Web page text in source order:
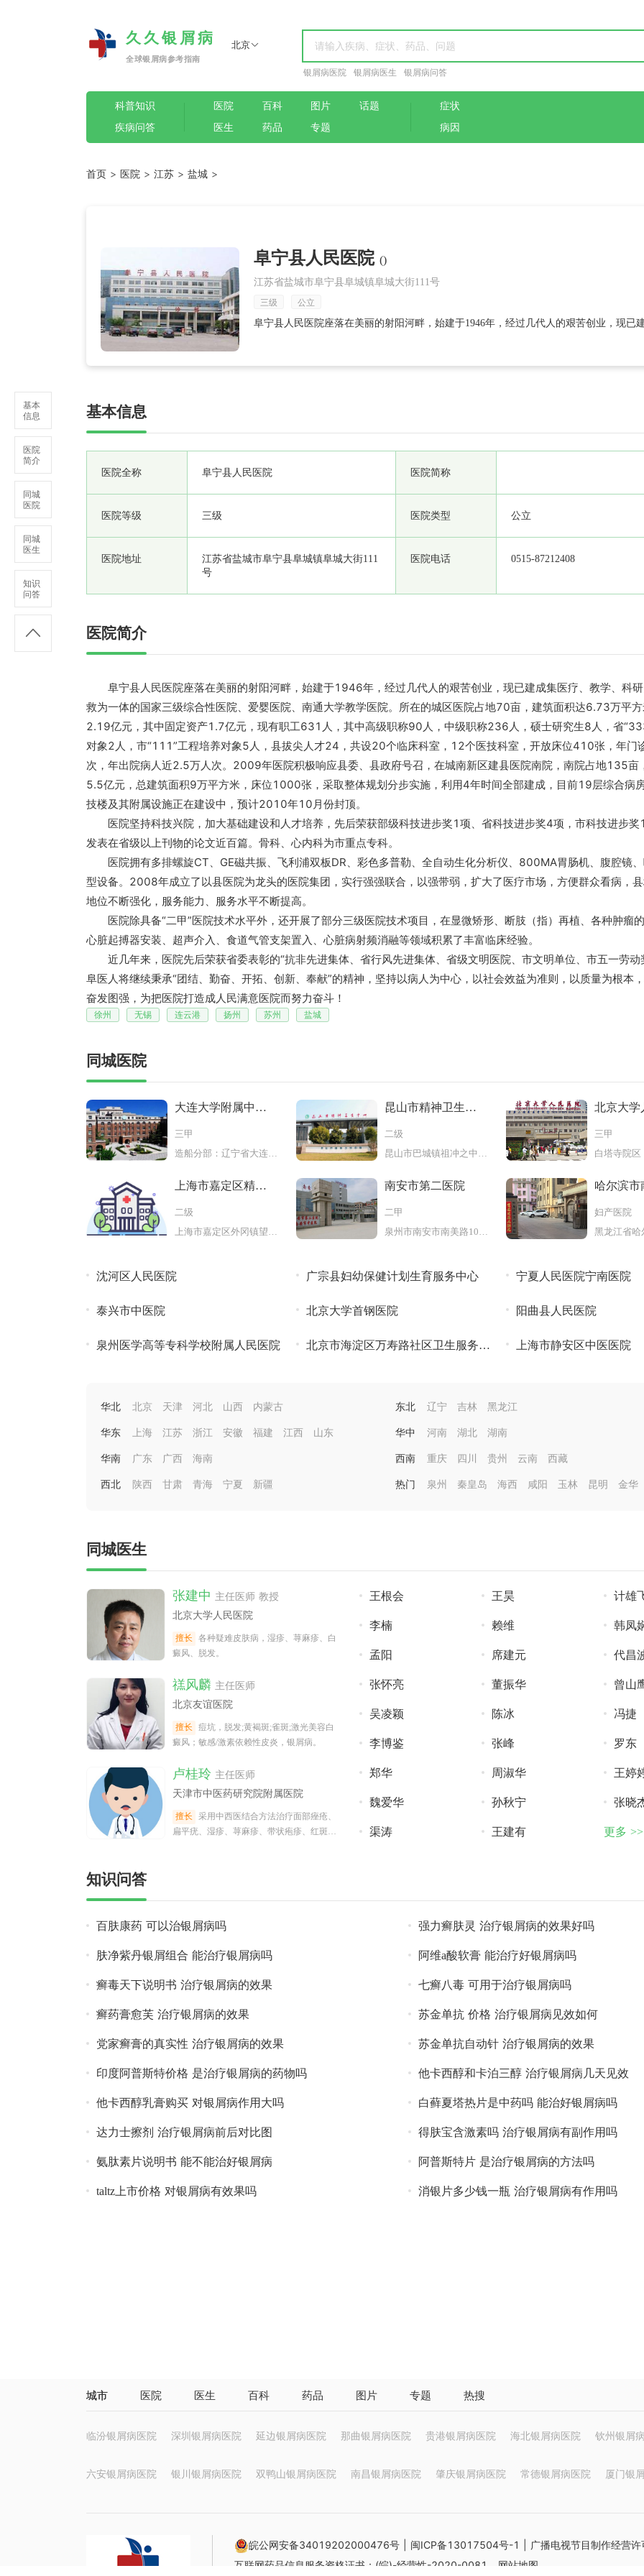
久久银屑病
全球银屑病参考指南
北京
银屑病医院 银屑病医生 银屑病问答
科普知识
疾病问答
医院
医生
百科
药品
图片
专题
话题
症状
病因
首页 > 医院 > 江苏 > 盐城 >
基本
信息
医院
简介
同城
医院
同城
医生
知识
问答
阜宁县人民医院 ()
江苏省盐城市阜宁县阜城镇阜城大街111号
三级 公立
阜宁县人民医院座落在美丽的射阳河畔，始建于1946年，经过几代人的艰苦创业，现已
基本信息
医院全称 阜宁县人民医院 医院简称
医院等级 三级 医院类型 公立
医院地址
江苏省盐城市阜宁县阜城镇阜城大街111
号
医院电话 0515-87212408
医院简介
阜宁县人民医院座落在美丽的射阳河畔，始建于1946年，经过几代人的艰苦创业，现已建成集医疗、教学、科
救为一体的国家三级综合性医院、爱婴医院、南通大学教学医院。所在的城区医院占地70亩，建筑面积达6.73万平
2.19亿元，其中固定资产1.7亿元，现有职工631人，其中高级职称90人，中级职称236人，硕士研究生8人，省
对象2人，市“111”工程培养对象5人，县拔尖人才24，共设20个临床科室，12个医技科室，开放床位410张，年门
次，年出院病人近2.5万人次。2009年医院积极响应县委、县政府号召，在城南新区建县医院南院，南院占地135亩
5.5亿元，总建筑面积9万平方米，床位1000张，采取整体规划分步实施，利用4年时间全部建成，目前19层综合病
技楼及其附属设施正在建设中，预计2010年10月份封顶。
医院坚持科技兴院，加大基础建设和人才培养，先后荣获部级科技进步奖1项、省科技进步奖4项，市科技进步奖
发表在省级以上刊物的论文近百篇。骨科、心内科为市重点专科。
医院拥有多排螺旋CT、GE磁共振、飞利浦双板DR、彩色多普勒、全自动生化分析仪、800MA胃肠机、腹腔镜
型设备。2008年成立了以县医院为龙头的医院集团，实行强强联合，以强带弱，扩大了医疗市场，方便群众看病，
地位不断强化，服务能力、服务水平不断提高。
医院除具备“二甲”医院技术水平外，还开展了部分三级医院技术项目，在显微矫形、断肢（指）再植、各种肿瘤
心脏起搏器安装、超声介入、食道气管支架置入、心脏病射频消融等领域积累了丰富临床经验。
近几年来，医院先后荣获省委表彰的“抗非先进集体、省行风先进集体、省级文明医院、市文明单位、市五一劳动
阜医人将继续秉承“团结、勤奋、开拓、创新、奉献”的精神，坚持以病人为中心，以社会效益为准则，以质量为根本
奋发图强，为把医院打造成人民满意医院而努力奋斗！
徐州 无锡 连云港 扬州 苏州 盐城
同城医院
大连大学附属中山
三甲
造船分部：辽宁省大连市长江路151
昆山市精神卫生中
二级
昆山市巴城镇祖冲之中路2139号
北京大学
三甲
上海市嘉定区精神
二级
上海市嘉定区外冈镇望安路701号
南安市第二医院
二甲
泉州市南安市南美路103号
哈尔滨市
妇产医院
沈河区人民医院 广宗县妇幼保健计划生育服务中心 宁夏人民医院宁南医院
泰兴市中医院 北京大学首钢医院 阳曲县人民医院
泉州医学高等专科学校附属人民医院
北京市海淀区万寿路社区卫生服务中
上海市静安区中医医院
华北 北京 天津 河北 山西 内蒙古 东北 辽宁 吉林 黑龙江
华东 上海 江苏 浙江 安徽 福建 江西 山东 华中 河南 湖北 湖南
华南 广东 广西 海南 西南 重庆 四川 贵州 云南 西藏
西北 陕西 甘肃 青海 宁夏 新疆 热门 泉州 秦皇岛 海西 咸阳 玉林 昆明 金华
同城医生
张建中 主任医师 教授
北京大学人民医院
擅长
各种疑难皮肤病，湿疹、荨麻疹、白
癜风、脱发。
禚风麟 主任医师
北京友谊医院
擅长
痘坑，脱发;黄褐斑;雀斑;激光美容白
癜风；敏感/激素依赖性皮炎，银屑病。
卢桂玲 主任医师
天津市中医药研究院附属医院
擅长
采用中西医结合方法治疗面部痤疮、
扁平疣、湿疹、荨麻疹、带状疱疹、红斑狼
王根会 王昊 计雄
李楠 赖维 韩凤
孟阳 席建元 代昌
张怀亮 董振华 曾山
吴凌颖 陈冰 冯捷
李博鉴 张峰 罗东
郑华 周淑华 王婷
魏爱华 孙秋宁 张晓
渠涛 王建有 更多 >>
知识问答
百肤康药 可以治银屑病吗 强力癣肤灵 治疗银屑病的效果好吗
肤净紫丹银屑组合 能治疗银屑病吗 阿维a酸软膏 能治疗好银屑病吗
癣毒天下说明书 治疗银屑病的效果 七癣八毒 可用于治疗银屑病吗
癣药膏愈芙 治疗银屑病的效果 苏金单抗 价格 治疗银屑病见效如何
党家癣膏的真实性 治疗银屑病的效果 苏金单抗自动针 治疗银屑病的效果
印度阿普斯特价格 是治疗银屑病的药物吗 他卡西醇和卡泊三醇 治疗银屑病几天见效
他卡西醇乳膏购买 对银屑病作用大吗 白藓夏塔热片是中药吗 能治好银屑病吗
达力士擦剂 治疗银屑病前后对比图 得肤宝含激素吗 治疗银屑病有副作用吗
氨肽素片说明书 能不能治好银屑病 阿普斯特片 是治疗银屑病的方法吗
taltz上市价格 对银屑病有效果吗 消银片多少钱一瓶 治疗银屑病有作用吗
城市 医院 医生 百科 药品 图片 专题 热搜
临汾银屑病医院 深圳银屑病医院 延边银屑病医院 那曲银屑病医院 贵港银屑病医院 海北银屑病医院 钦州银屑
六安银屑病医院 银川银屑病医院 双鸭山银屑病医院 南昌银屑病医院 肇庆银屑病医院 常德银屑病医院 厦门银
皖公网安备34019202000476号 闽ICP备13017504号-1
| 广播电视节目制作经营
互联网药品信息服务资格证书：(皖)-经营性-2020-0081
网站地图